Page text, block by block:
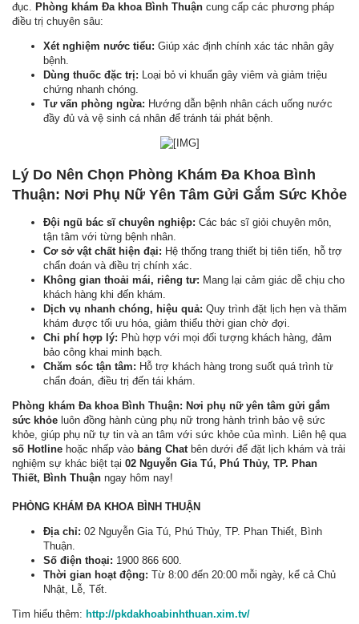
đục. Phòng khám Đa khoa Bình Thuận cung cấp các phương pháp
điều trị chuyên sâu:
Xét nghiệm nước tiểu: Giúp xác định chính xác tác nhân gây
bệnh.
Dùng thuốc đặc trị: Loại bỏ vi khuẩn gây viêm và giảm triệu
chứng nhanh chóng.
Tư vấn phòng ngừa: Hướng dẫn bệnh nhân cách uống nước
đầy đủ và vệ sinh cá nhân để tránh tái phát bệnh.
Lý Do Nên Chọn Phòng Khám Đa Khoa Bình
Thuận: Nơi Phụ Nữ Yên Tâm Gửi Gắm Sức Khỏe
Đội ngũ bác sĩ chuyên nghiệp: Các bác sĩ giỏi chuyên môn,
tận tâm với từng bệnh nhân.
Cơ sở vật chất hiện đại: Hệ thống trang thiết bị tiên tiến, hỗ trợ
chẩn đoán và điều trị chính xác.
Không gian thoải mái, riêng tư: Mang lại cảm giác dễ chịu cho
khách hàng khi đến khám.
Dịch vụ nhanh chóng, hiệu quả: Quy trình đặt lịch hẹn và thăm
khám được tối ưu hóa, giảm thiểu thời gian chờ đợi.
Chi phí hợp lý: Phù hợp với mọi đối tượng khách hàng, đảm
bảo công khai minh bạch.
Chăm sóc tận tâm: Hỗ trợ khách hàng trong suốt quá trình từ
chẩn đoán, điều trị đến tái khám.
Phòng khám Đa khoa Bình Thuận: Nơi phụ nữ yên tâm gửi gắm
sức khỏe luôn đồng hành cùng phụ nữ trong hành trình bảo vệ sức
khỏe, giúp phụ nữ tự tin và an tâm với sức khỏe của mình. Liên hệ qua
số Hotline hoặc nhấp vào bảng Chatbên dưới để đặt lịch khám và trải
nghiệm sự khác biệt tại 02 Nguyễn Gia Tú, Phú Thủy, TP. Phan
Thiết, Bình Thuận ngay hôm nay!
PHÒNG KHÁM ĐA KHOA BÌNH THUẬN
Địa chỉ: 02 Nguyễn Gia Tú, Phú Thủy, TP. Phan Thiết, Bình
Thuận.
Số điện thoại: 1900 866 600.
Thời gian hoạt động: Từ 8:00 đến 20:00 mỗi ngày, kể cả Chủ
Nhật, Lễ, Tết.
Tìm hiểu thêm: http://pkdakhoabinhthuan.xim.tv/